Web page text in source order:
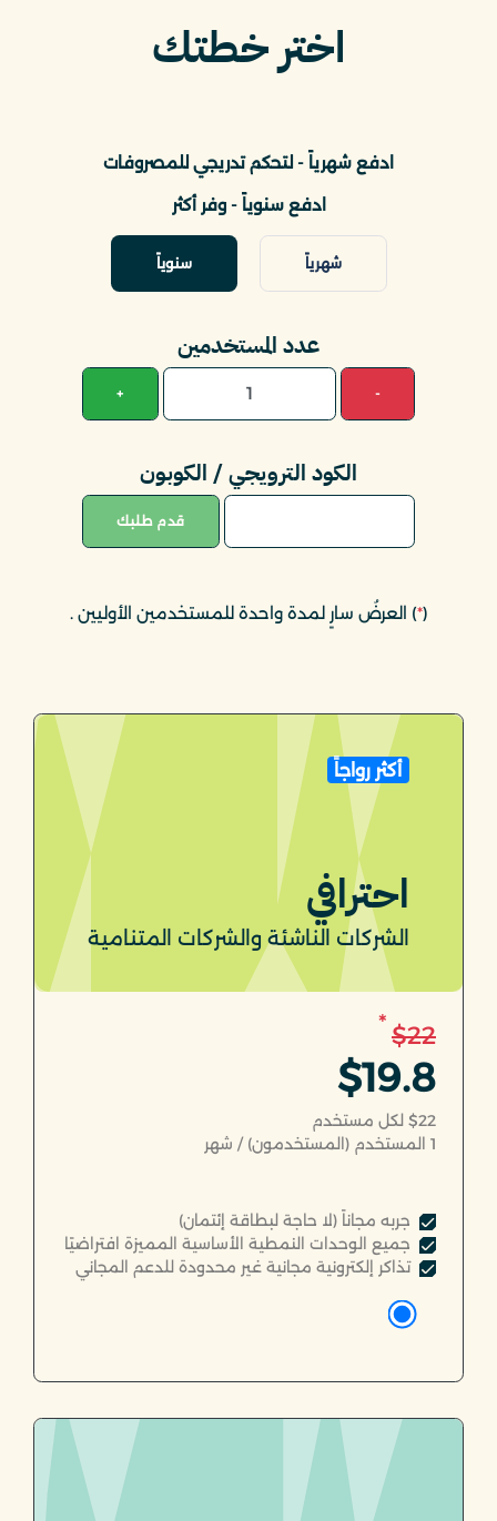
اختر خطتك
ادفع شهرياً - لتحكم تدريجي للمصروفات
ادفع سنوياً - وفر أكثر
شهرياً سنوياً
عدد المستخدمين
-
+
الكود الترويجي / الكوبون
قدم طلبك
(
*) العرضُ سارٍ لمدة واحدة للمستخدمين الأوليين.
أكثر رواجاً
احترافي
الشركات الناشئة والشركات المتنامية
$22
*
$19.8
$22 لكل مستخدم
1 المستخدم (المستخدمون) / شهر
جربه مجاناً (لا حاجة لبطاقة إئتمان)
جميع الوحدات النمطية الأساسية المميزة افتراضيًا
تذاكر إلكترونية مجانية غير محدودة للدعم المجاني